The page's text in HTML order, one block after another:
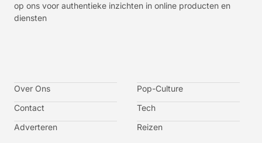
op ons voor authentieke inzichten in online producten en
diensten
-
f
a
c
e
o
o
-
t
w
i
t
e
r
-
s
g
r
-
u
b
Over Ons
Contact
Adverteren
Pop-Culture
Tech
Reizen